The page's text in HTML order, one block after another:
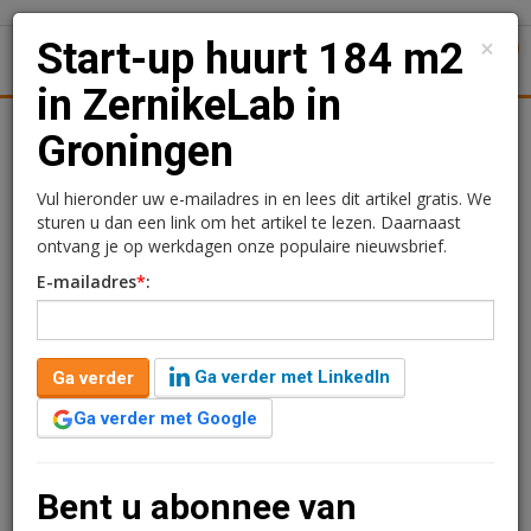
Juridisch | Fiscaal
Start-up huurt 184 m2 in
ZernikeLab in Groningen
De Nederlandse start-up Opus Cactus vestigt zich in
een kantoor- en laboratoriumunit van circa 184 m2 in
het ZernikeLab in Groningen.
Verder lezen?
×
Start-up huurt 184 m2
in ZernikeLab in
Groningen
Vul hieronder uw e-mailadres in en lees dit artikel gratis. We
sturen u dan een link om het artikel te lezen. Daarnaast
ontvang je op werkdagen onze populaire nieuwsbrief.
E-mailadres*:
Ga verder
Ga verder met LinkedIn
Ga verder met Google
Bent u abonnee van